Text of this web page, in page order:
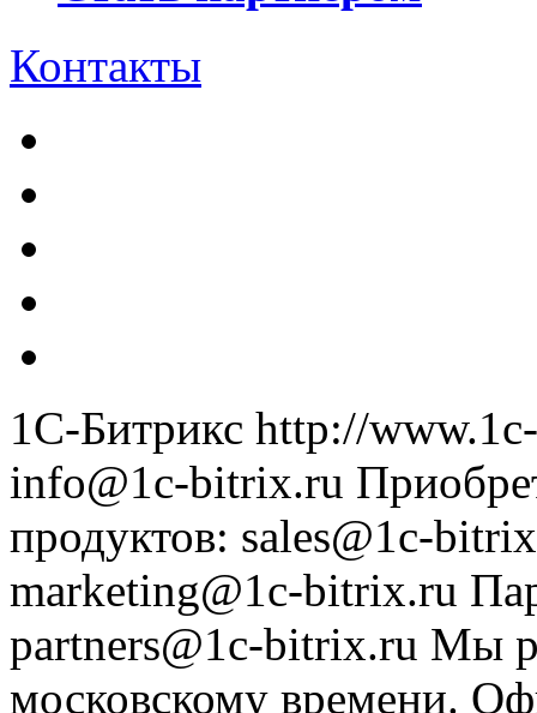
Контакты
1С-Битрикс http://
info@1c-bitrix.ru
продуктов: sales@1c-
marketing@1c-bitrix.ru
partners@1c-bitrix.ru Мы
московскому времени.